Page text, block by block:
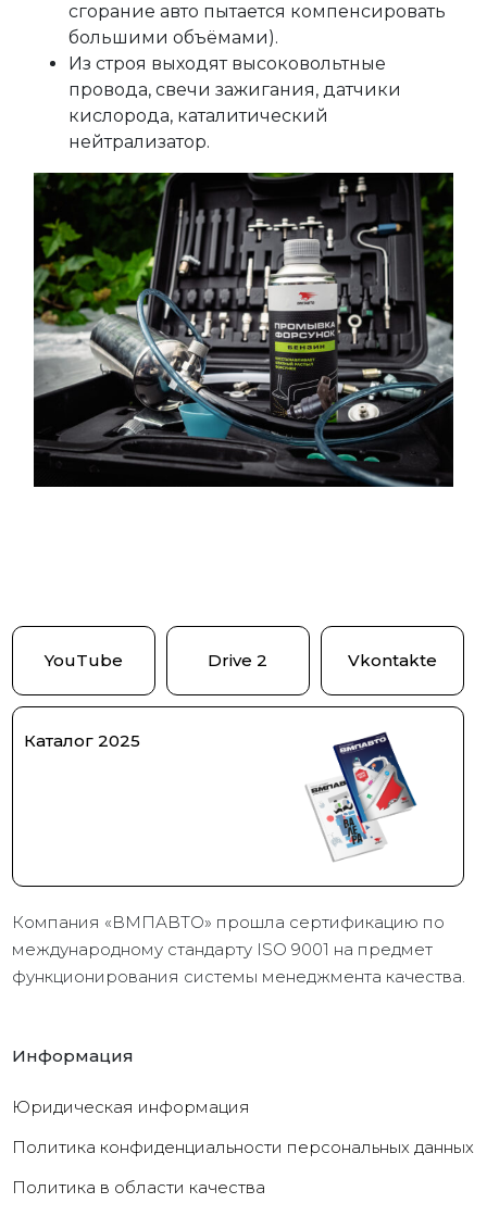
сгорание авто пытается компенсировать
большими объёмами).
Из строя выходят высоковольтные
провода, свечи зажигания, датчики
кислорода, каталитический
нейтрализатор.
YouTube Drive 2 Vkontakte
Каталог 2025
Компания «ВМПАВТО» прошла сертификацию по
международному стандарту ISO 9001 на предмет
функционирования системы менеджмента качества.
Информация
Юридическая информация
Политика конфиденциальности персональных данных
Политика в области качества